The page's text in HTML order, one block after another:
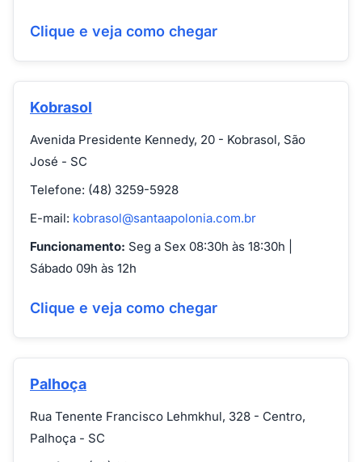
Clique e veja como chegar
Kobrasol
Avenida Presidente Kennedy, 20 - Kobrasol, São
José - SC
Telefone: (48) 3259-5928
E-mail: kobrasol@santaapolonia.com.br
Funcionamento: Seg a Sex 08:30h às 18:30h |
Sábado 09h às 12h
Clique e veja como chegar
Palhoça
Rua Tenente Francisco Lehmkhul, 328 - Centro,
Palhoça - SC